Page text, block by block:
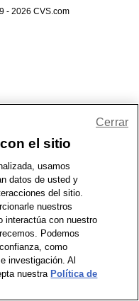
- 2026 CVS.com
el sitio
usamos
datos de usted y
del sitio.
nuestros
interactúa con nuestro
Podemos
como
investigación. Al
nuestra Política de
Cerrar